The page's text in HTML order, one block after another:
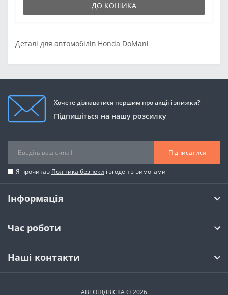
ДО КОШИКА
Деталі для автомобілів Honda DoMani
Хочете дізнаватися першим про акції і знижки?
Підпишіться на нашу розсилку
Підписатися
Я прочитав Політика безпеки і згоден з вимогами
Інформація
Час роботи
Наші контакти
АВТОПІДВІСКА © 2026